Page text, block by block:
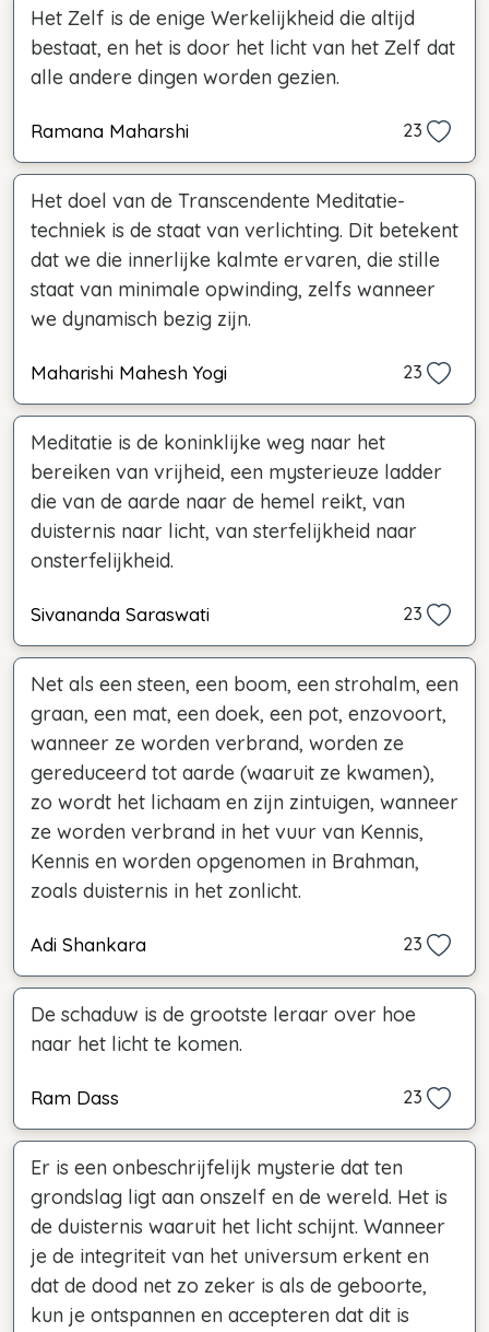
Het Zelf is de enige Werkelijkheid die altijd
bestaat, en het is door het licht van het Zelf dat
alle andere dingen worden gezien.
Ramana Maharshi 23
Het doel van de Transcendente Meditatie-
techniek is de staat van verlichting. Dit betekent
dat we die innerlijke kalmte ervaren, die stille
staat van minimale opwinding, zelfs wanneer
we dynamisch bezig zijn.
Maharishi Mahesh Yogi 23
Meditatie is de koninklijke weg naar het
bereiken van vrijheid, een mysterieuze ladder
die van de aarde naar de hemel reikt, van
duisternis naar licht, van sterfelijkheid naar
onsterfelijkheid.
Sivananda Saraswati 23
Net als een steen, een boom, een strohalm, een
graan, een mat, een doek, een pot, enzovoort,
wanneer ze worden verbrand, worden ze
gereduceerd tot aarde (waaruit ze kwamen),
zo wordt het lichaam en zijn zintuigen, wanneer
ze worden verbrand in het vuur van Kennis,
Kennis en worden opgenomen in Brahman,
zoals duisternis in het zonlicht.
Adi Shankara 23
De schaduw is de grootste leraar over hoe
naar het licht te komen.
Ram Dass 23
Er is een onbeschrijfelijk mysterie dat ten
grondslag ligt aan onszelf en de wereld. Het is
de duisternis waaruit het licht schijnt. Wanneer
je de integriteit van het universum erkent en
dat de dood net zo zeker is als de geboorte,
kun je ontspannen en accepteren dat dit is